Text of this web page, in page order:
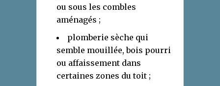
ou sous les combles
aménagés ;
plomberie sèche qui
semble mouillée, bois pourri
ou affaissement dans
certaines zones du toit ;